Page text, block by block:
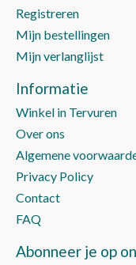
Registreren
Mijn bestellingen
Mijn verlanglijst
Informatie
Winkel in Tervuren
Over ons
Algemene
Privacy Policy
Contact
FAQ
Abonneer je op